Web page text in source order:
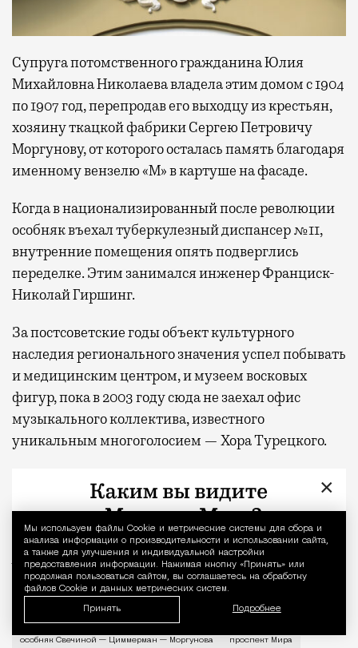
Уведомление
Мы используем файлы Сookie и метрические системы для сбора и
анализа информации о производительности и использовании сайта,
а также для улучшения и индивидуальной настройки
предоставления информации. Нажимая кнопку «Принять» или
продолжая пользоваться сайтом, вы соглашаетесь на обработку
файлов Cookie и данных метрических систем.
Принять Подробнее
Супруга потомственного гражданина Юлия
Михайловна Николаева владела этим домом с 1904
по 1907 год, перепродав его выходцу из крестьян,
хозяину ткацкой фабрики Сергею Петровичу
Моргунову, от которого осталась память благодаря
именному вензелю «М» в картуше на фасаде.
Когда в национализированный после революции
особняк въехал туберкулезный диспансер №11,
внутренние помещения опять подверглись
переделке. Этим занимался инженер Франциск-
Николай Гиршинг.
За постсоветские годы объект культурного
наследия регионального значения успел побывать
и медицинским центром, и музеем восковых
фигур, пока в 2003 году сюда не заехал офис
музыкального коллектива, известного
уникальным многоголосием — Хора Турецкого.
Фото: Максим Мухин, Государственный научно-
исследовательский музей архитектуры имени А.
В. Щусева/pasyvu.com, семейный архив Анатолия
Забелина/pastvu.com
История каменного строения в Мещанской
особняк Свечиной — Циммерман — Моргунова проспект Мира
×